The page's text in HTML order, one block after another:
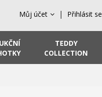
Můj účet Přihlásit se
TEDDY
COLLECTION